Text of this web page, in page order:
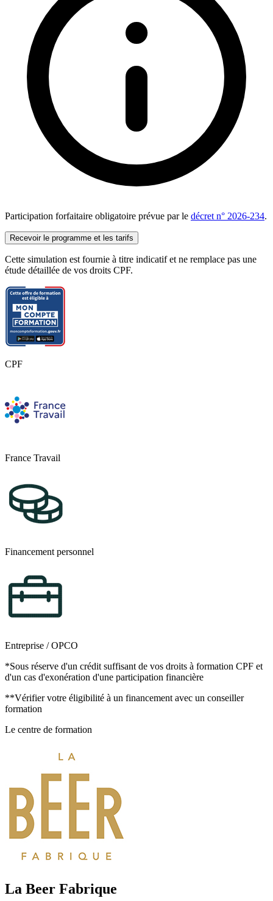
Participation forfaitaire obligatoire prévue par le décret n° 2026-234.
Recevoir le programme et les tarifs
Cette simulation est fournie à titre indicatif et ne remplace pas une
étude détaillée de vos droits CPF.
CPF
France Travail
Financement personnel
Entreprise / OPCO
*Sous réserve d'un crédit suffisant de vos droits à formation CPF et
d'un cas d'exonération d'une participation financière
**Vérifier votre éligibilité à un financement avec un conseiller
formation
Le centre de formation
La Beer Fabrique